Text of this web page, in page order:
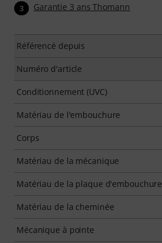
3 Garantie 3 ans Thomann
Référencé depuis
Numéro d'article
Conditionnement (UVC)
Matériau de l'embouchure
Corps
Matériau de la mécanique
Matériau de la plaque d'embouchure
Matériau de la cheminée
Mécanique à pointe